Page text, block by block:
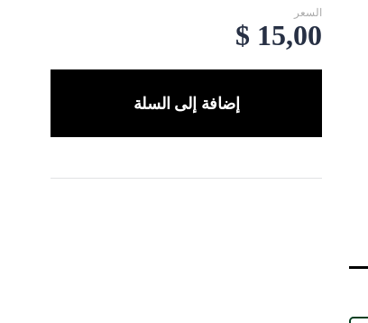
السعر
15,00
$
إضافة إلى السلة